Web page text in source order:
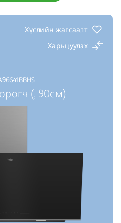
Хүслийн жагсаалт
Харьцуулах
(, 90см)